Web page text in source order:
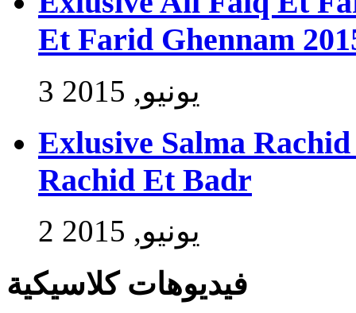
Et Farid Ghennam
3 يونيو, 2015
Exlusive Salma
Rachid Et Badr
2 يونيو, 2015
فيديوهات كلاسيكية